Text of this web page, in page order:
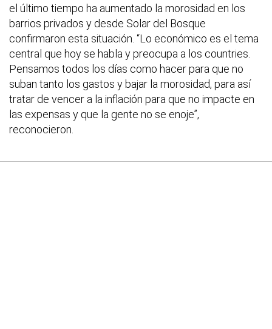
el último tiempo ha aumentado la morosidad en los
barrios privados y desde Solar del Bosque
confirmaron esta situación. “Lo económico es el tema
central que hoy se habla y preocupa a los countries.
Pensamos todos los días como hacer para que no
suban tanto los gastos y bajar la morosidad, para así
tratar de vencer a la inflación para que no impacte en
las expensas y que la gente no se enoje”,
reconocieron.